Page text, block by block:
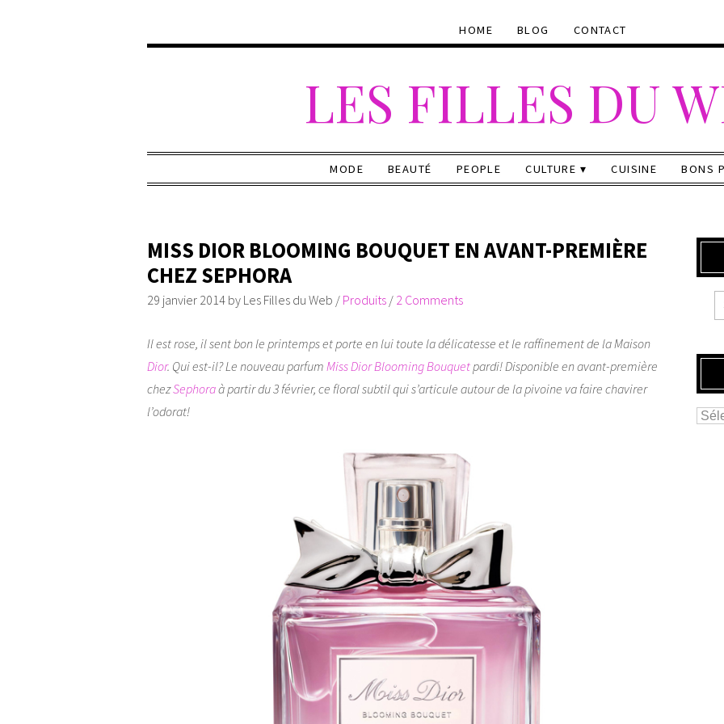
HOME BLOG CONTACT
LES FILLES DU
MODE BEAUTÉ PEOPLE CULTURE CUISINE BONS
MISS DIOR BLOOMING BOUQUET EN AVANT-PREMIÈRE
CHEZ SEPHORA
29 janvier 2014 by Les Filles du Web / Produits / 2 Comments
Il est rose, il sent bon le printemps et porte en lui toute la délicatesse et le raffinement de la Maison
Dior. Qui est-il? Le nouveau parfum Miss Dior Blooming Bouquetpardi! Disponible en avant-première
chezSephoraà partir du 3 février, ce floral subtil qui s’articule autour de la pivoine va faire chavirer
l’odorat!